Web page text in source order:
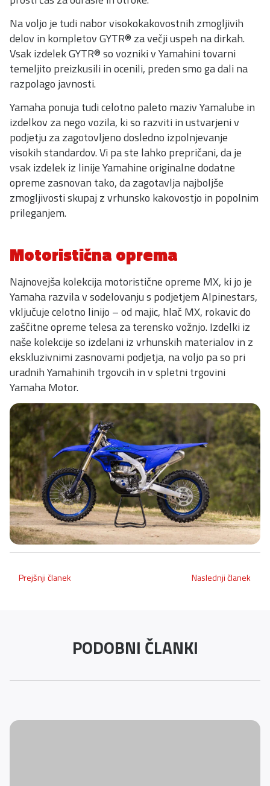
Na voljo je tudi nabor visokokakovostnih zmogljivih
delov in kompletov GYTR® za večji uspeh na dirkah.
Vsak izdelek GYTR® so vozniki v Yamahini tovarni
temeljito preizkusili in ocenili, preden smo ga dali na
razpolago javnosti.
Yamaha ponuja tudi celotno paleto maziv Yamalube in
izdelkov za nego vozila, ki so razviti in ustvarjeni v
podjetju za zagotovljeno dosledno izpolnjevanje
visokih standardov. Vi pa ste lahko prepričani, da je
vsak izdelek iz linije Yamahine originalne dodatne
opreme zasnovan tako, da zagotavlja najboljše
zmogljivosti skupaj z vrhunsko kakovostjo in popolnim
prileganjem.
Motoristična oprema
Najnovejša kolekcija motoristične opreme MX, ki jo je
Yamaha razvila v sodelovanju s podjetjem Alpinestars,
vključuje celotno linijo – od majic, hlač MX, rokavic do
zaščitne opreme telesa za terensko vožnjo. Izdelki iz
naše kolekcije so izdelani iz vrhunskih materialov in z
ekskluzivnimi zasnovami podjetja, na voljo pa so pri
uradnih Yamahinih trgovcih in v spletni trgovini
Yamaha Motor.
Prejšnji članek Naslednji članek
PODOBNI ČLANKI